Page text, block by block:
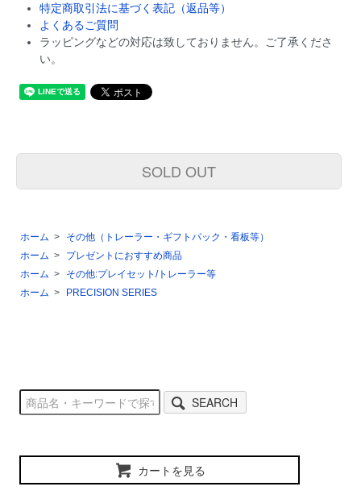
特定商取引法に基づく表記（返品等）
よくあるご質問
ラッピングなどの対応は致しておりません。ご了承くださ
い。
SOLD OUT
ホーム >
その他（トレーラー・ギフトパック・看板等）
ホーム >
プレゼントにおすすめ商品
ホーム >
その他:プレイセット/トレーラー等
ホーム > PRECISION SERIES
SEARCH
カートを見る